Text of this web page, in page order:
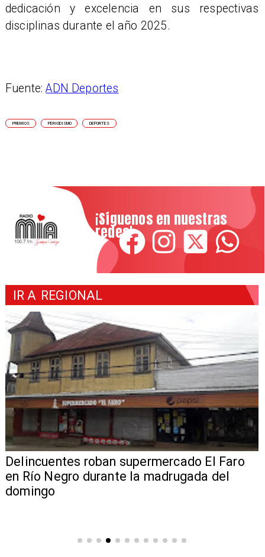
dedicación y excelencia en sus respectivas
disciplinas durante el año 2025.
Fuente:ADN Deportes
PREMIOS PERIODISMO DEPORTES
¡Síguenos en nuestras
redes!
IR A REGIONAL
Delincuentes roban supermercado El Faro
en Río Negro durante la madrugada del
domingo